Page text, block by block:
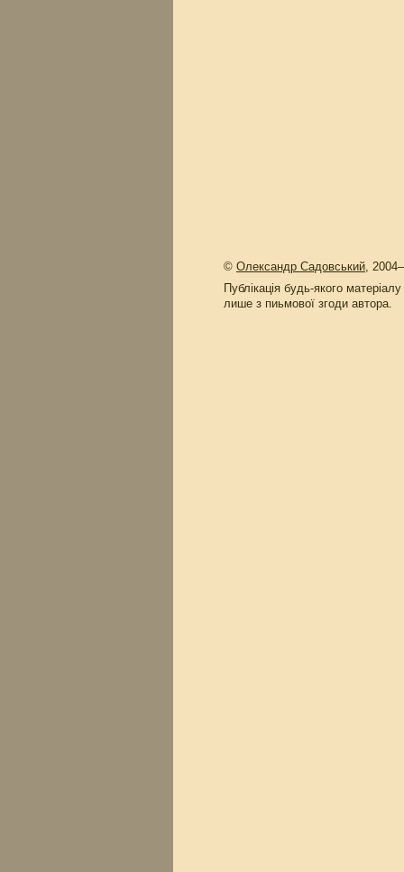
© Олександр Садовський ,
Публікація будь-якого
лише з пиьмової згоди автора.